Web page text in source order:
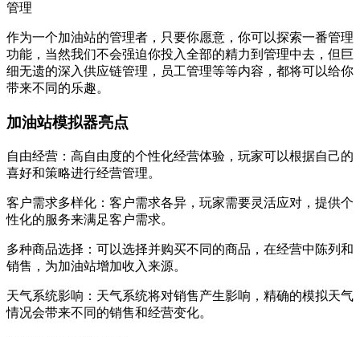
管理
作为一个加油站的管理者，只要你愿意，你可以探索一番管理
功能，当然我们不会强迫你投入全部的精力到管理中去，但巨
细无遗的深入供应链管理，员工管理等等内容，都将可以给你
带来不同的乐趣。
加油站模拟器亮点
自由经营：高自由度的个性化经营体验，玩家可以根据自己的
喜好和策略进行经营管理。
客户需求多样化：客户需求各异，玩家需要灵活应对，提供个
性化的服务来满足客户需求。
多种商品选择：可以选择并购买不同的商品，在经营中陈列和
销售，为加油站增加收入来源。
天气系统影响：天气系统将对销售产生影响，精确的模拟天气
情况会带来不同的销售和经营变化。